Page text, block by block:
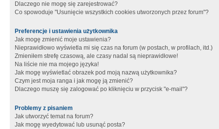
Dlaczego nie mogę się zarejestrować?
Co spowoduje "Usunięcie wszystkich cookies utworzonych przez forum"?
Preferencje i ustawienia użytkownika
Jak mogę zmienić moje ustawienia?
Nieprawidłowo wyświetla mi się czas na forum (w postach, w profilach, itd.)
Zmieniłem strefę czasową, ale czasy nadal są nieprawidłowe!
Na liście nie ma mojego języka!
Jak mogę wyświetlać obrazek pod moją nazwą użytkownika?
Czym jest moja ranga i jak mogę ją zmienić?
Dlaczego muszę się zalogować po kliknięciu w przycisk "e-mail"?
Problemy z pisaniem
Jak utworzyć temat na forum?
Jak mogę wyedytować lub usunąć posta?